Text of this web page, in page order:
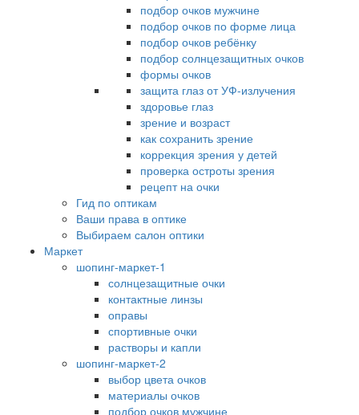
подбор очков мужчине
подбор очков по форме лица
подбор очков ребёнку
подбор солнцезащитных очков
формы очков
защита глаз от УФ-излучения
здоровье глаз
зрение и возраст
как сохранить зрение
коррекция зрения у детей
проверка остроты зрения
рецепт на очки
Гид по оптикам
Ваши права в оптике
Выбираем салон оптики
Маркет
шопинг-маркет-1
солнцезащитные очки
контактные линзы
оправы
спортивные очки
растворы и капли
шопинг-маркет-2
выбор цвета очков
материалы очков
подбор очков мужчине